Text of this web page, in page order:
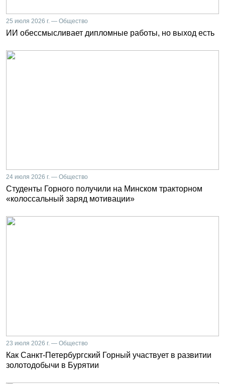
25 июля 2026 г. — Общество
ИИ обессмысливает дипломные работы, но выход есть
24 июля 2026 г. — Общество
Студенты Горного получили на Минском тракторном
«колоссальный заряд мотивации»
23 июля 2026 г. — Общество
Как Санкт-Петербургский Горный участвует в развитии
золотодобычи в Бурятии